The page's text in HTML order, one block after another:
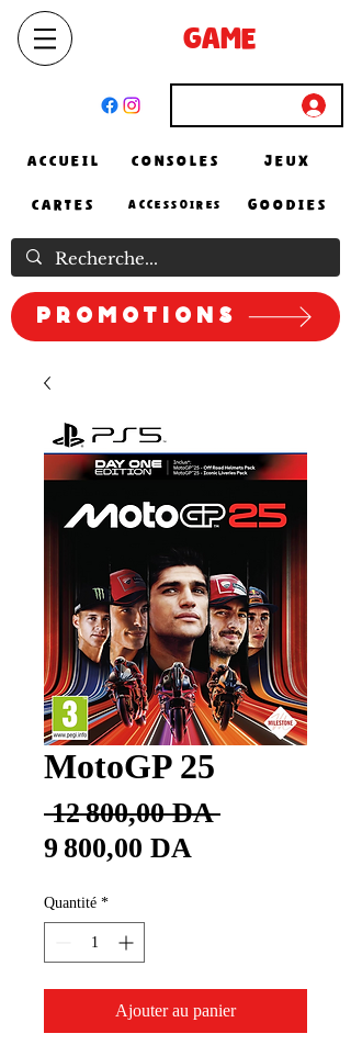
GAME
ACCUEIL CONSOLES JEUX
CARTES ACCESSOIRES GOODIES
Promotions
MotoGP 25
12 800,00 DA Prix
9 800,00 DA
Quantité *
Ajouter au panier